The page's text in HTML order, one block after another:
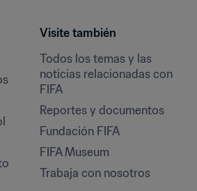
Visite también
Todos los temas y las
noticias relacionadas con
FIFA
Reportes y documentos
Fundación FIFA
FIFA Museum
Trabaja con nosotros